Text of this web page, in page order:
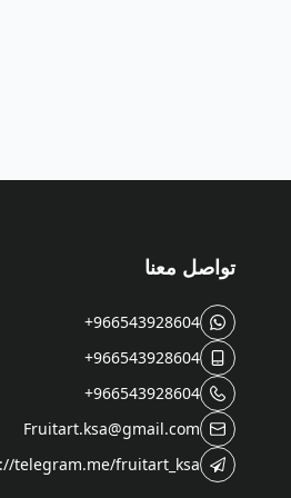
تواصل معنا
+966543928604
+966543928604
+966543928604
Fruitart.ksa@gmail.com
telegram.me/fruitart_ksa